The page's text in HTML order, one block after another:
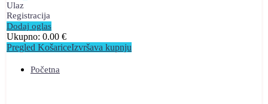
Ulaz
Registracija
Dodaj oglas
Ukupno: 0.00 €
Pregled KošariceIzvršava kupnju
Početna